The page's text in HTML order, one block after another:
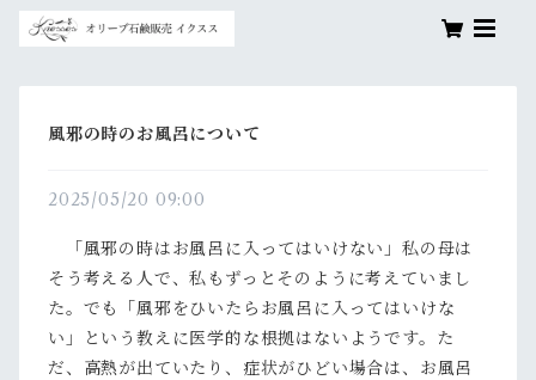
風邪の時のお風呂について
2025/05/20 09:00
「風邪の時はお風呂に入ってはいけない」私の母は
そう考える人で、私もずっとそのように考えていまし
た。でも「風邪をひいたらお風呂に入ってはいけな
い」という教えに医学的な根拠はないようです。た
だ、高熱が出ていたり、症状がひどい場合は、お風呂